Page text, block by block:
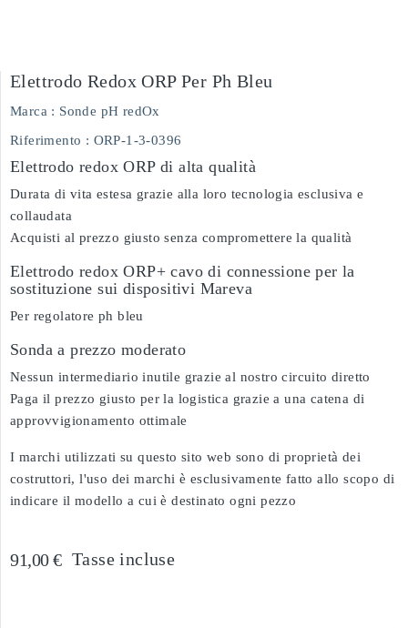
Elettrodo Redox ORP Per Ph Bleu
Marca : Sonde pH redOx
Riferimento : ORP-1-3-0396
Elettrodo redox ORP di alta qualità
Durata di vita estesa grazie alla loro tecnologia esclusiva e
collaudata
Acquisti al prezzo giusto senza compromettere la qualità
Elettrodo redox ORP+ cavo di connessione per la
sostituzione sui dispositivi Mareva
Per regolatore ph bleu
Sonda a prezzo moderato
Nessun intermediario inutile grazie al nostro circuito diretto
Paga il prezzo giusto per la logistica grazie a una catena di
approvvigionamento ottimale
I marchi utilizzati su questo sito web sono di proprietà dei
costruttori, l'uso dei marchi è esclusivamente fatto allo scopo di
indicare il modello a cui è destinato ogni pezzo
91,00 € Tasse incluse